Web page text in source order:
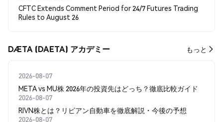
CFTC Extends Comment Period for 24/7 Futures Trading
Rules to August 26
DÆTA (DAETA) アカデミー もっと
2026-08-07
META vs MU株 2026年の投資先はどっち？徹底比較ガイド
2026-08-07
RIVN株とは？リビアン自動車を徹底解説・今後の予想
2026-08-07